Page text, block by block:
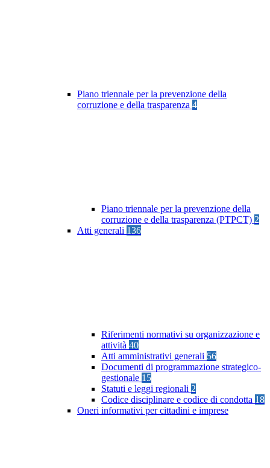
Piano triennale per la prevenzione della
corruzione e della trasparenza 4
Piano triennale per la prevenzione della
corruzione e della trasparenza (PTPCT) 2
Atti generali 136
Riferimenti normativi su organizzazione e
attività 40
Atti amministrativi generali 56
Documenti di programmazione strategico-
gestionale 15
Statuti e leggi regionali 2
Codice disciplinare e codice di condotta 18
Oneri informativi per cittadini e imprese